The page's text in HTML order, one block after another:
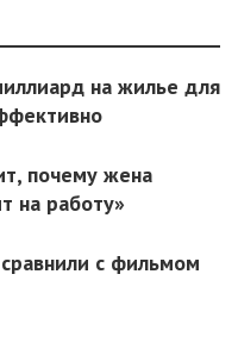
на жилье для
почему жена
на работу»
с фильмом